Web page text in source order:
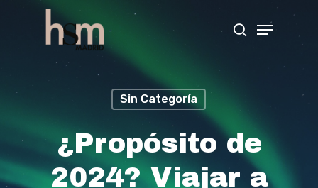
Hit enter to search or ESC to close
Sin Categoría
¿Propósito de
2024? Viajar a